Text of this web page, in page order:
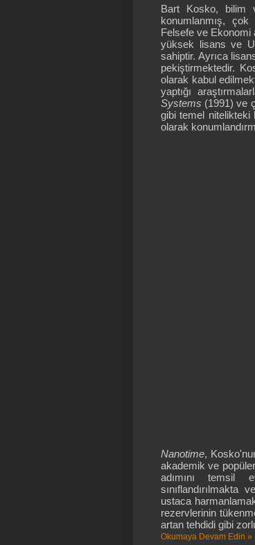
Bart Kosko, bilim
konumlanmış,
Felsefe ve Ekonomi
yüksek lisans ve
sahiptir. Ayrıca
pekiştirmektedir.
olarak kabul
yaptığı
Systems (1991) ve
gibi temel nitelikteki
olarak
Nanotime,
akademik ve
adımını temsil
sınıflandırılmakta
ustaca
rezervlerinin
artan tehdidi gibi
Okumaya Devam Edin »